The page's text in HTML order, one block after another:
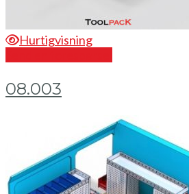
Hurtigvisning
08.003